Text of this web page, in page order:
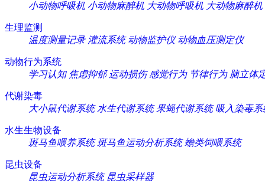
小动物呼吸机 小动物麻醉机 大动物呼吸机 大动物麻醉机
生理监测
温度测量记录 灌流系统 动物监护仪 动物血压测定仪
动物行为系统
学习认知 焦虑抑郁 运动损伤 感觉行为 节律行为 脑立体
代谢染毒
大小鼠代谢系统 水生代谢系统 果蝇代谢系统 吸入染毒系
水生生物设备
斑马鱼喂养系统 斑马鱼运动分析系统 蟾类饲喂系统
昆虫设备
昆虫运动分析系统 昆虫采样器